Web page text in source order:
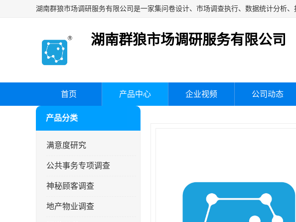
湖南群狼市场调研服务有限公司
首页 产品中心 企业视频 公司动态
产品分类
满意度研究
公共事务专项调查
神秘顾客调查
地产物业调查